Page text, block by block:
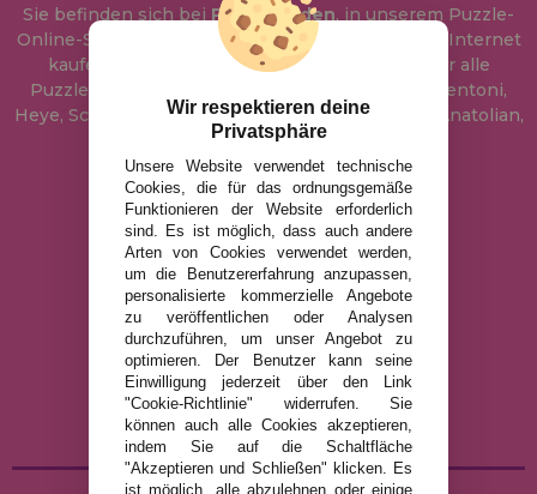
Sie befinden sich bei Puzzle Laden, in unserem Puzzle-
Online-Shop, wo Sie Puzzle zum besten Preis im Internet
kaufen können. In unserem Katalog führen wir alle
Puzzles der Marken Educa, Ravensburger, Clementoni,
Heye, Schmidt, Castorland, Jumbo, Trefl, Piatnik, Anatolian,
Art Puzzle, Gibsons und viele mehr.
info@puzzleladen.de
RECHTLICHE HINWEISE
DATENSCHUTZRICHTLINIE
COOKIE-RICHTLINIE
VERSAND UND RÜCKGABE
RÜCKGABE / WIDERRUF
Wir respektieren deine
Privatsphäre
Unsere Website verwendet technische
Cookies, die für das ordnungsgemäße
Funktionieren der Website erforderlich
sind. Es ist möglich, dass auch andere
Arten von Cookies verwendet werden,
um die Benutzererfahrung anzupassen,
personalisierte kommerzielle Angebote
zu veröffentlichen oder Analysen
durchzuführen, um unser Angebot zu
optimieren. Der Benutzer kann seine
Einwilligung jederzeit über den Link
"Cookie-Richtlinie" widerrufen. Sie
können auch alle Cookies akzeptieren,
indem Sie auf die Schaltfläche
"Akzeptieren und Schließen" klicken. Es
ist möglich, alle abzulehnen oder einige